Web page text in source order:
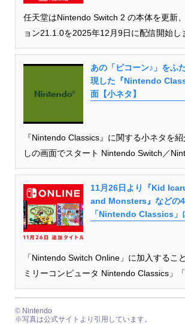
任天堂はNintendo Switch 2 の本体を更新
ョン21.1.0を2025年12月9日に配信開始し
あの「ピコーン♪」をふ
現した『Nintendo
面【小ネタ】
『Nintendo Classics』に関する小ネタを
しの画面でスタート Nintendo Switch／
11月26日より『Kid
and Monsters』などの
「Nintendo Classics」
「Nintendo Switch Online」に加入するこ
ミリーコンピュータ Nintendo Classics」
© Nintendo
※写真は公式サイトより引用しています。